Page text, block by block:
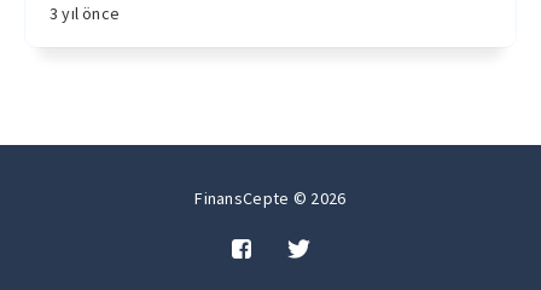
3 yıl önce
FinansCepte © 2026